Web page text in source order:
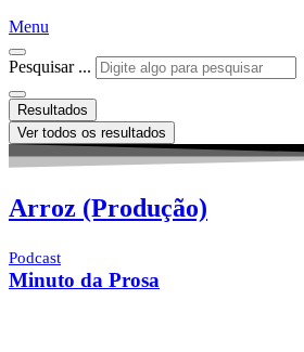
Menu
Pesquisar ...
Resultados
Ver todos os resultados
Arroz (Produção)
Podcast
Minuto da Prosa